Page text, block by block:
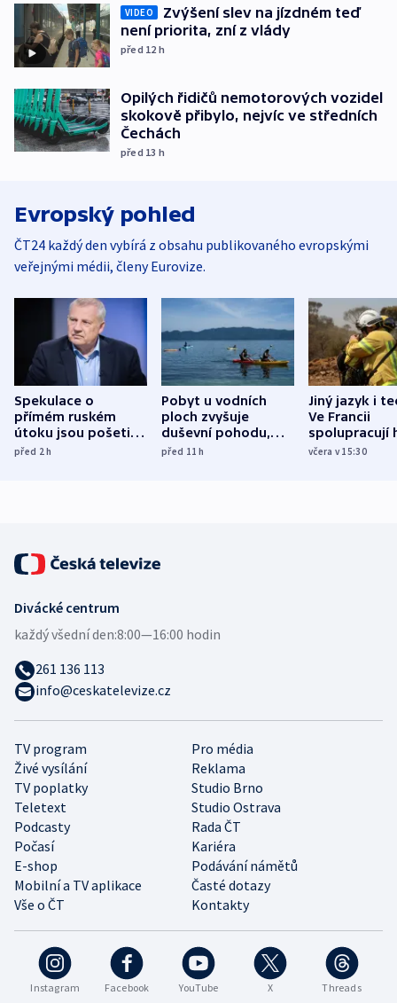
VIDEO
Zvýšení slev na jízdném teď
není priorita, zní z vlády
před 12 h
Opilých řidičů nemotorových vozidel
skokově přibylo, nejvíc ve středních
Čechách
před 13 h
Evropský pohled
ČT24 každý den vybírá z obsahu publikovaného evropskými
veřejnými médii, členy Eurovize.
Spekulace o
přímém ruském
útoku jsou pošetilé,
míní estonský
před 2h
Pobyt u vodních
ploch zvyšuje
duševní pohodu,
ukázala
před 11h
Jiný jazyk i
Ve Francii
spolupracují
různých zemí
včera v 15:30
Instagram Facebook YouTube X Threads
TV program
Pro média
Živé vysílání
Reklama
TV poplatky
Studio Brno
Teletext
Studio Ostrava
Podcasty
Rada ČT
Počasí
Kariéra
E-shop
Podávání námětů
Mobilní a TV aplikace
Časté dotazy
Vše o ČT
Kontakty
Divácké centrum
každý všední den:8:00—16:00 hodin
261 136 113
info@ceskatelevize.cz